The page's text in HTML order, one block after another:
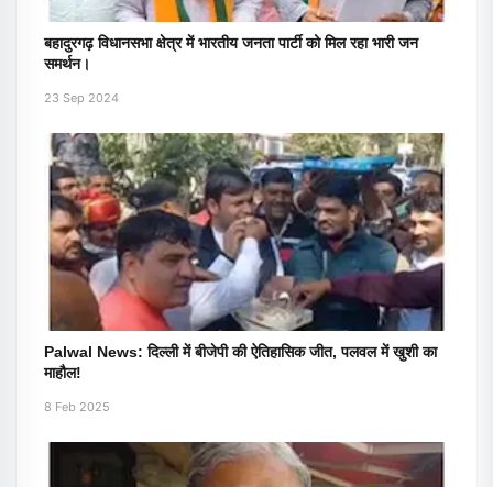
बहादुरगढ़ विधानसभा क्षेत्र में भारतीय जनता पार्टी को मिल रहा भारी जन
समर्थन।
23 Sep 2024
Palwal News: दिल्ली में बीजेपी की ऐतिहासिक जीत, पलवल में खुशी का
माहौल!
8 Feb 2025